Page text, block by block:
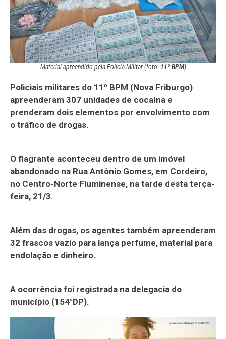
Material apreendido pela Polícia Militar (foto: 11º BPM)
Policiais militares do 11º BPM (Nova Friburgo)
apreenderam 307 unidades de cocaína e
prenderam dois elementos por envolvimento com
o tráfico de drogas.
O flagrante aconteceu dentro de um imóvel
abandonado na Rua Antônio Gomes, em Cordeiro,
no Centro-Norte Fluminense, na tarde desta terça-
feira, 21/3.
Além das drogas, os agentes também apreenderam
32 frascos vazio para lança perfume, material para
endolação e dinheiro.
A ocorrência foi registrada na delegacia do
município (154°DP).